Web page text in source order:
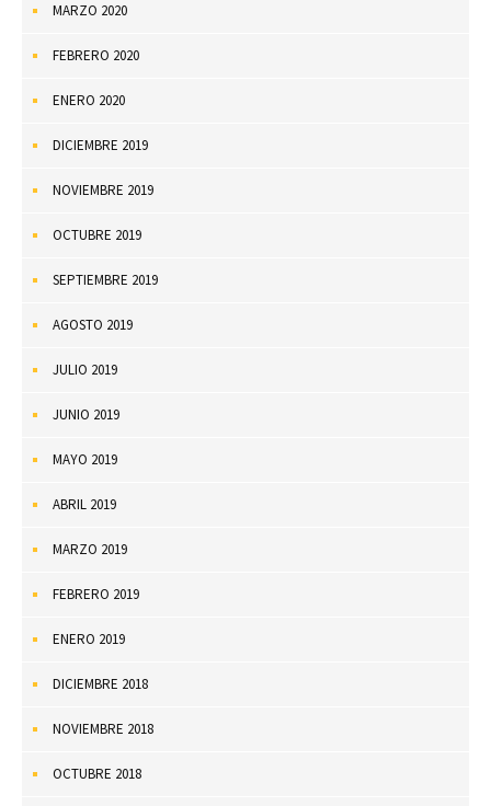
MARZO 2020
FEBRERO 2020
ENERO 2020
DICIEMBRE 2019
NOVIEMBRE 2019
OCTUBRE 2019
SEPTIEMBRE 2019
AGOSTO 2019
JULIO 2019
JUNIO 2019
MAYO 2019
ABRIL 2019
MARZO 2019
FEBRERO 2019
ENERO 2019
DICIEMBRE 2018
NOVIEMBRE 2018
OCTUBRE 2018